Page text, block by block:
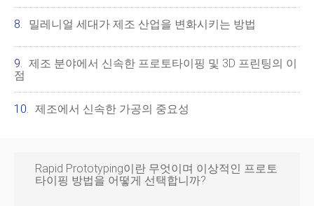
밀레니얼 세대가 제조 산업을 변화시키는 방법
제조 분야에서 신속한 프로토타이핑 및 3D 프린팅의 이
점
제조에서 신속한 가공의 중요성
Rapid Prototyping이란 무엇이며 이상적인 프로토
타이핑 방법을 어떻게 선택합니까?